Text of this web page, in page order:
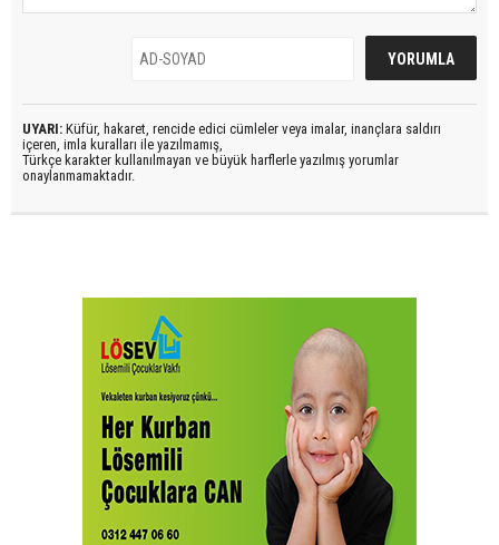
UYARI: Küfür, hakaret, rencide edici cümleler veya imalar, inançlara saldırı
içeren, imla kuralları ile yazılmamış,
Türkçe karakter kullanılmayan ve büyük harflerle yazılmış yorumlar
onaylanmamaktadır.